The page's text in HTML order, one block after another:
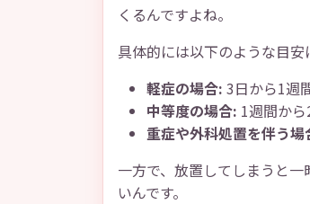
くるんですよね。
具体的には以下のような目安
軽症の場合: 3日から1週
中等度の場合: 1週間か
重症や外科処置を伴う場
一方で、放置してしまうと
いんです。